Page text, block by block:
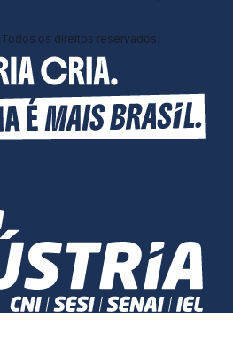
Todos os direitos reservados.